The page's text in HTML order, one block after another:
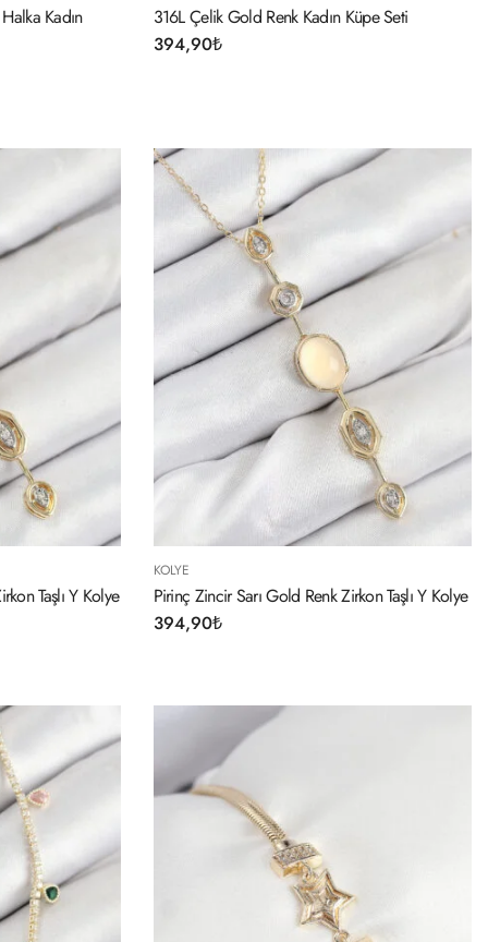
Kadın
316L Çelik Gold Renk Kadın Küpe Seti
394,90₺
Taşlı Y Kolye
KOLYE
Pirinç Zincir Sarı Gold Renk Zirkon Taşlı Y Kolye
394,90₺